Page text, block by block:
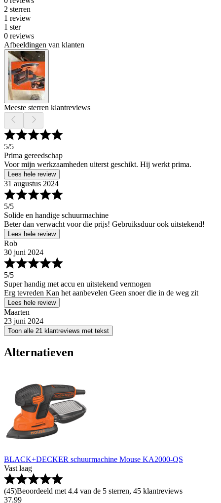
2 sterren
1 review
1 ster
0 reviews
Afbeeldingen van klanten
Meeste sterren klantreviews
5/5
Prima gereedschap
Voor mijn werkzaamheden uiterst geschikt. Hij werkt prima.
Lees hele review
31 augustus 2024
5/5
Solide en handige schuurmachine
Beter dan verwacht voor die prijs! Gebruiksduur ook uitstekend!
Lees hele review
Rob
30 juni 2024
5/5
Super handig met accu en uitstekend vermogen
Erg tevreden Kan het aanbevelen Geen snoer die in de weg zit
Lees hele review
Maarten
23 juni 2024
Toon alle 21 klantreviews met tekst
Alternatieven
BLACK+DECKER schuurmachine Mouse KA2000-QS
Vast laag
(45)Beoordeeld met 4.4 van de 5 sterren, 45 klantreviews
37.99